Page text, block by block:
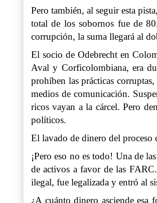
Pero también, al seguir esta
total de los sobornos fue de
corrupción, la suma llegará al
El socio de Odebrecht en
Aval y Corficolombiana, era
prohíben las prácticas
medios de comunicación.
ricos vayan a la cárcel. Pero
políticos.
El lavado de dinero del proceso
¡Pero eso no es todo! Una de
de activos a favor de las
ilegal, fue legalizada y entró al
¿A cuánto dinero asciende esa